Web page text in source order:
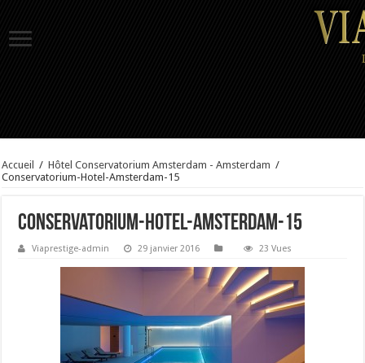
Accueil / Hôtel Conservatorium Amsterdam - Amsterdam /
Conservatorium-Hotel-Amsterdam-15
Conservatorium-Hotel-Amsterdam-15
Viaprestige-admin 29 janvier 2016 23 Vues